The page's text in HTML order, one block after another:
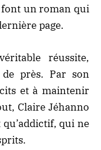
font un roman qui
page.
réussite,
près. Par son
et à maintenir
Claire Jéhanno
qui ne